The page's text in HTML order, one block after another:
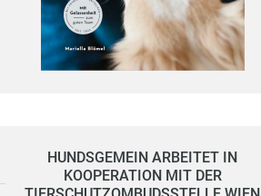
HUNDSGEMEIN ARBEITET IN
KOOPERATION MIT DER